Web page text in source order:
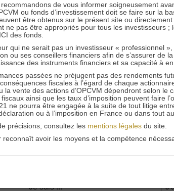
RESTER
Recevoir nos
de vous informer soigneusement
ou fonds d’investissement doit se faire sur la
être obtenus sur le présent site ou
ne pas être appropriés pour tous les investisseurs ;
des fonds.
qui ne serait pas un investisseur « professionnel
ou ses conseillers financiers afin de s’assurer de
des instruments financiers et sa capacité à
passées ne préjugent pas des rendements
fiscales à l’égard de chaque
la vente des actions d’OPCVM dépendront selon
ainsi que les taux d’imposition peuvent faire
ne pourra être engagée à la suite de tout litige
ou à l’imposition en France ou dans tout
précisions, consultez les mentions légalesdu site.
reconnaît avoir les moyens et la compétence